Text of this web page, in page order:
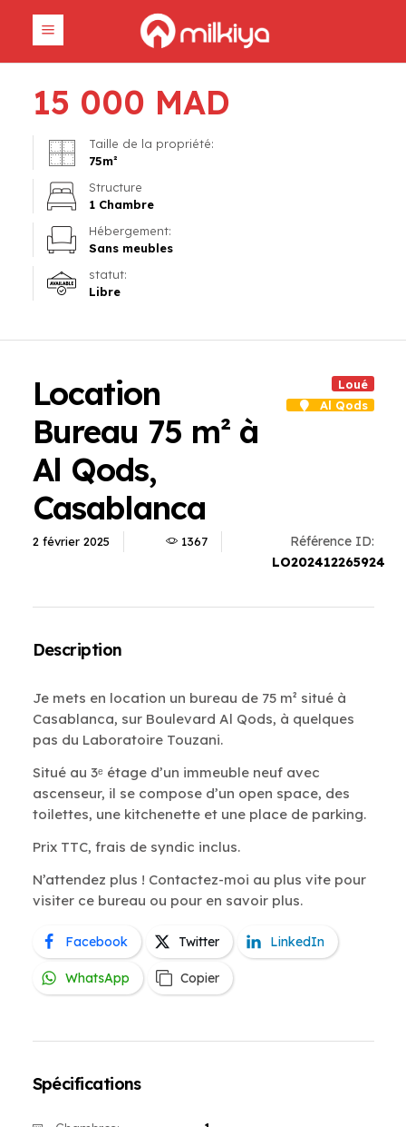
15 000 MAD
Taille de la propriété:
75m²
Structure
1 Chambre
Hébergement:
Sans meubles
statut:
Libre
Location
Bureau 75 m² à
Al Qods,
Casablanca
Loué
Al Qods
2 février 2025 1367
Référence ID:
LO202412265924
Description
Je mets en location un bureau de 75 m² situé à
Casablanca, sur Boulevard Al Qods, à quelques
pas du Laboratoire Touzani.
Situé au 3ᵉ étage d’un immeuble neuf avec
ascenseur, il se compose d’un open space, des
toilettes, une kitchenette et une place de parking.
Prix TTC, frais de syndic inclus.
N’attendez plus ! Contactez-moi au plus vite pour
visiter ce bureau ou pour en savoir plus.
Facebook Twitter LinkedIn
WhatsApp Copier
Spécifications